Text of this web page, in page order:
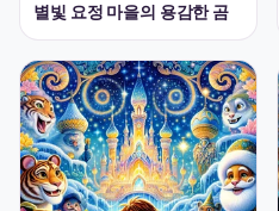
별빛 요정 마을의 용감한 곰